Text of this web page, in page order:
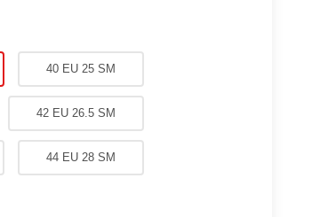
40 EU 25 SM
42 EU 26.5 SM
44 EU 28 SM